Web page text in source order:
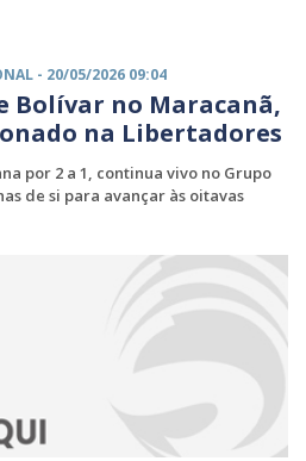
- 20/05/2026 09:04
Bolívar no Maracanã,
na Libertadores
por 2 a 1, continua vivo no Grupo
de si para avançar às oitavas